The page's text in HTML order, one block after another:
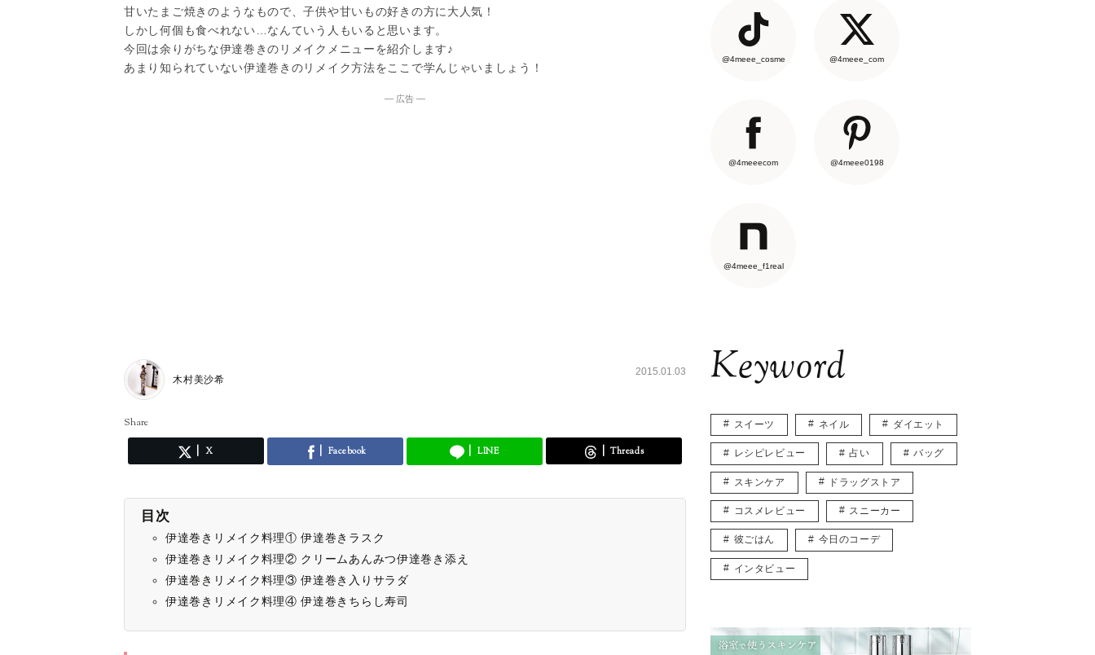
甘いたまご焼きのようなもので、子供や甘いもの好きの方に大人気！
しかし何個も食べれない…なんていう人もいると思います。
今回は余りがちな伊達巻きのリメイクメニューを紹介します♪
あまり知られていない伊達巻きのリメイク方法をここで学んじゃいましょう！
― 広告 ―
木村美沙希
2015.01.03
Share
X Facebook LINE Threads
目次
伊達巻きリメイク料理① 伊達巻きラスク
伊達巻きリメイク料理② クリームあんみつ伊達巻き添え
伊達巻きリメイク料理③ 伊達巻き入りサラダ
伊達巻きリメイク料理④ 伊達巻きちらし寿司
@4meee_cosme @4meee_com
@4meeecom @4meee0198
@4meee_f1real
Keyword
スイーツ ネイル ダイエット
レシピレビュー 占い バッグ
スキンケア ドラッグストア
コスメレビュー スニーカー
彼ごはん 今日のコーデ
インタビュー